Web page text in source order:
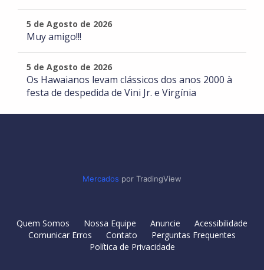
5 de Agosto de 2026
Muy amigo!!!
5 de Agosto de 2026
Os Hawaianos levam clássicos dos anos 2000 à
festa de despedida de Vini Jr. e Virgínia
Mercados por TradingView
Quem Somos Nossa Equipe Anuncie
Acessibilidade
Comunicar Erros
Contato
Perguntas Frequentes
Política de Privacidade